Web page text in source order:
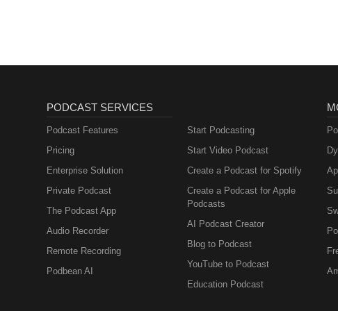
PODCAST SERVICES
Podcast Features
Pricing
Enterprise Solution
Private Podcast
The Podcast App
Audio Recorder
Remote Recording
Podbean AI
Start Podcasting
Start Video Podcast
Create a Podcast for Spotify
Create a Podcast for Apple
Podcasts
AI Podcast Creator
Blog to Podcast
YouTube to Podcast
Education Podcast